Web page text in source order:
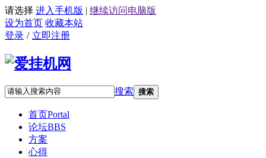
请选择 进入手机版 | 继续访问电脑版
设为首页 收藏本站
登录 / 立即注册
搜索 搜索
首页Portal
论坛BBS
方案
心得